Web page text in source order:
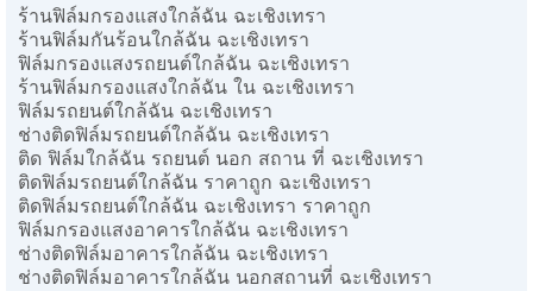
ร้านฟิล์มกรองแสงใกล้ฉัน ฉะเชิงเทรา
ร้านฟิล์มกันร้อนใกล้ฉัน ฉะเชิงเทรา
ฟิล์มกรองแสงรถยนต์ใกล้ฉัน ฉะเชิงเทรา
ร้านฟิล์มกรองแสงใกล้ฉัน ใน ฉะเชิงเทรา
ฟิล์มรถยนต์ใกล้ฉัน ฉะเชิงเทรา
ช่างติดฟิล์มรถยนต์ใกล้ฉัน ฉะเชิงเทรา
ติด ฟิล์มใกล้ฉัน รถยนต์ นอก สถาน ที่ ฉะเชิงเทรา
ติดฟิล์มรถยนต์ใกล้ฉัน ราคาถูก ฉะเชิงเทรา
ติดฟิล์มรถยนต์ใกล้ฉัน ฉะเชิงเทรา ราคาถูก
ฟิล์มกรองแสงอาคารใกล้ฉัน ฉะเชิงเทรา
ช่างติดฟิล์มอาคารใกล้ฉัน ฉะเชิงเทรา
ช่างติดฟิล์มอาคารใกล้ฉัน นอกสถานที่ ฉะเชิงเทรา